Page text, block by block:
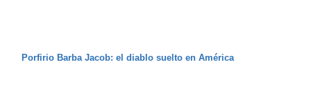
Porfirio Barba Jacob: el diablo suelto en América